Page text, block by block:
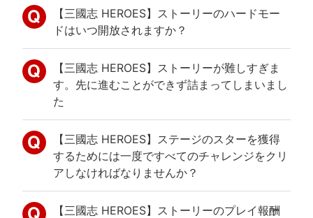
【三國志 HEROES】ストーリーのハードモー
ドはいつ開放されますか？
【三國志 HEROES】ストーリーが難しすぎま
す。先に進むことができず詰まってしまいまし
た
【三國志 HEROES】ステージのスターを獲得
するためには一度ですべてのチャレンジをクリ
アしなければなりませんか？
【三國志 HEROES】ストーリーのプレイ報酬